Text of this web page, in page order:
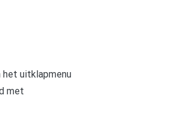
het uitklapmenu
met